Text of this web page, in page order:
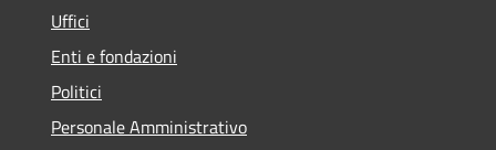
Uffici
Enti e fondazioni
Politici
Personale Amministrativo